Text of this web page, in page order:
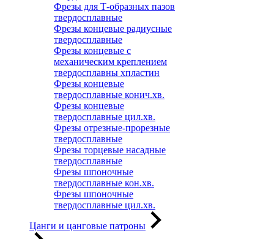
Фрезы для Т-образных пазов
твердосплавные
Фрезы концевые радиусные
твердосплавные
Фрезы концевые с
механическим креплением
твердосплавны хпластин
Фрезы концевые
твердосплавные конич.хв.
Фрезы концевые
твердосплавные цил.хв.
Фрезы отрезные-прорезные
твердосплавные
Фрезы торцевые насадные
твердосплавные
Фрезы шпоночные
твердосплавные кон.хв.
Фрезы шпоночные
твердосплавные цил.хв.
Цанги и цанговые патроны